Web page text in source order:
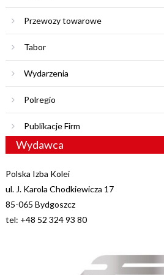
Przewozy towarowe
Tabor
Wydarzenia
Polregio
Publikacje Firm
Wydawca
Polska Izba Kolei
ul. J. Karola Chodkiewicza 17
85-065 Bydgoszcz
tel: +48 52 324 93 80